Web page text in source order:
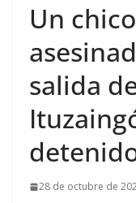
Un
salida
28 de octubre de